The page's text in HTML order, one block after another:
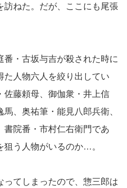
訪ねた。だが、ここにも尾張
番・古坂与吉が殺された時に
た人物六人を絞り出してい
佐藤頼母、御伽衆・井上信
、奥祐筆・能見八郎兵衛、
書院番・市村仁右衛門であ
狙う人物がいるのか…。
ってしまったので、惣三郎は